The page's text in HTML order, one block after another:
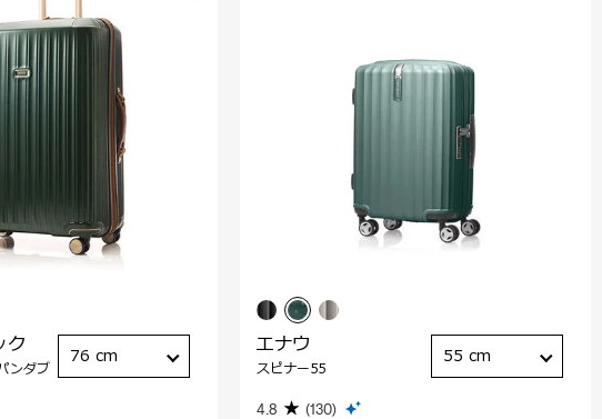
ク
ンダブ
76 cm エナウ
スピナー55
4.8 (130)
55 cm